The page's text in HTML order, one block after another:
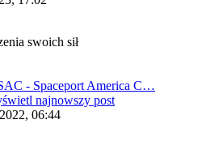
swoich sił
- Spaceport America C…
najnowszy post
06:44